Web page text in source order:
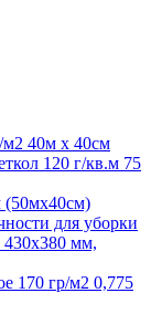
м2 40м х 40см
120 г/кв.м 75
(50мх40см)
для уборки
430х380 мм,
170 гр/м2 0,775